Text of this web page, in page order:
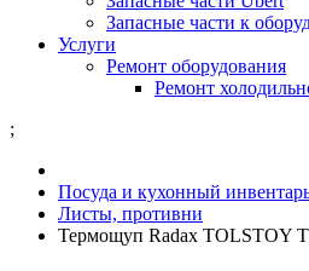
Запасные части к
Услуги
Ремонт оборудования
Ремонт
;
Посуда и кухонный
Листы, противни
Термощуп Radax TOLSTOY